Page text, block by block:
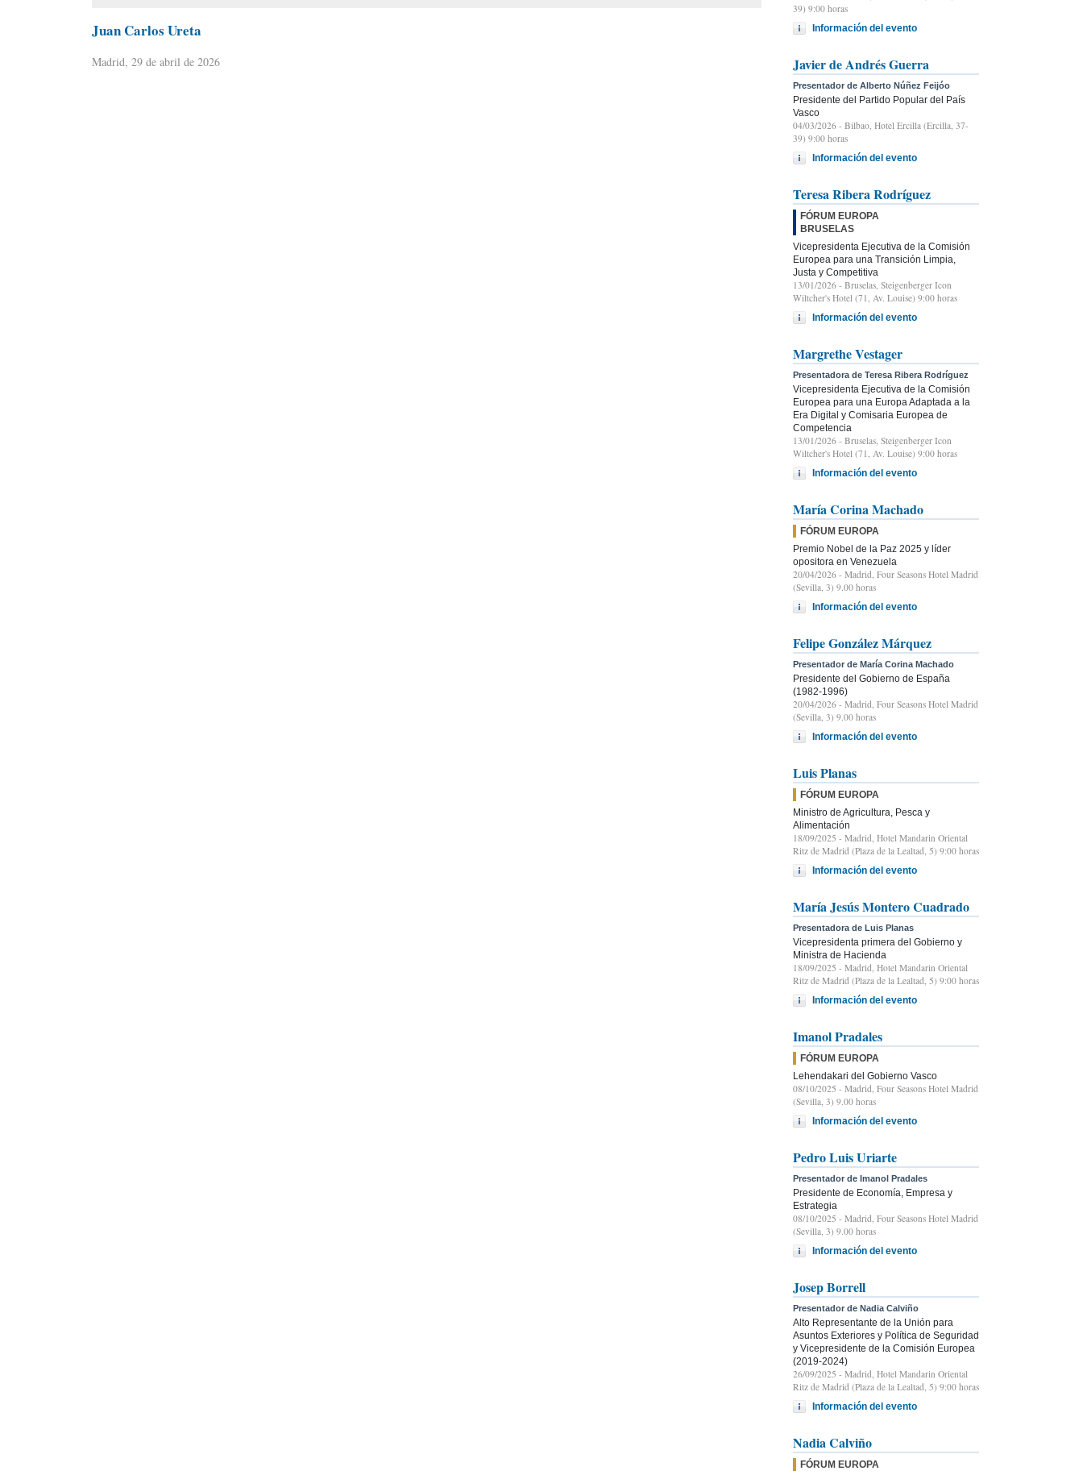
Juan Carlos Ureta
Madrid, 29 de abril de 2026
39) 9:00 horas
Información del evento
Javier de Andrés Guerra
Presentador de Alberto Núñez Feijóo
Presidente del Partido Popular del País
Vasco
04/03/2026 - Bilbao, Hotel Ercilla (Ercilla, 37-
39) 9:00 horas
Información del evento
Teresa Ribera Rodríguez
FÓRUM EUROPA
BRUSELAS
Vicepresidenta Ejecutiva de la Comisión
Europea para una Transición Limpia,
Justa y Competitiva
13/01/2026 - Bruselas, Steigenberger Icon
Wiltcher's Hotel (71, Av. Louise) 9:00 horas
Información del evento
Margrethe Vestager
Presentadora de Teresa Ribera Rodríguez
Vicepresidenta Ejecutiva de la Comisión
Europea para una Europa Adaptada a la
Era Digital y Comisaria Europea de
Competencia
13/01/2026 - Bruselas, Steigenberger Icon
Wiltcher's Hotel (71, Av. Louise) 9:00 horas
Información del evento
María Corina Machado
FÓRUM EUROPA
Premio Nobel de la Paz 2025 y líder
opositora en Venezuela
20/04/2026 - Madrid, Four Seasons Hotel Madrid
(Sevilla, 3) 9.00 horas
Información del evento
Felipe González Márquez
Presentador de María Corina Machado
Presidente del Gobierno de España
(1982-1996)
20/04/2026 - Madrid, Four Seasons Hotel Madrid
(Sevilla, 3) 9.00 horas
Información del evento
Luis Planas
FÓRUM EUROPA
Ministro de Agricultura, Pesca y
Alimentación
18/09/2025 - Madrid, Hotel Mandarin Oriental
Ritz de Madrid (Plaza de la Lealtad, 5) 9:00 horas
Información del evento
María Jesús Montero Cuadrado
Presentadora de Luis Planas
Vicepresidenta primera del Gobierno y
Ministra de Hacienda
18/09/2025 - Madrid, Hotel Mandarin Oriental
Ritz de Madrid (Plaza de la Lealtad, 5) 9:00 horas
Información del evento
Imanol Pradales
FÓRUM EUROPA
Lehendakari del Gobierno Vasco
08/10/2025 - Madrid, Four Seasons Hotel Madrid
(Sevilla, 3) 9.00 horas
Información del evento
Pedro Luis Uriarte
Presentador de Imanol Pradales
Presidente de Economía, Empresa y
Estrategia
08/10/2025 - Madrid, Four Seasons Hotel Madrid
(Sevilla, 3) 9.00 horas
Información del evento
Josep Borrell
Presentador de Nadia Calviño
Alto Representante de la Unión para
Asuntos Exteriores y Política de Seguridad
y Vicepresidente de la Comisión Europea
(2019-2024)
26/09/2025 - Madrid, Hotel Mandarin Oriental
Ritz de Madrid (Plaza de la Lealtad, 5) 9:00 horas
Información del evento
Nadia Calviño
FÓRUM EUROPA